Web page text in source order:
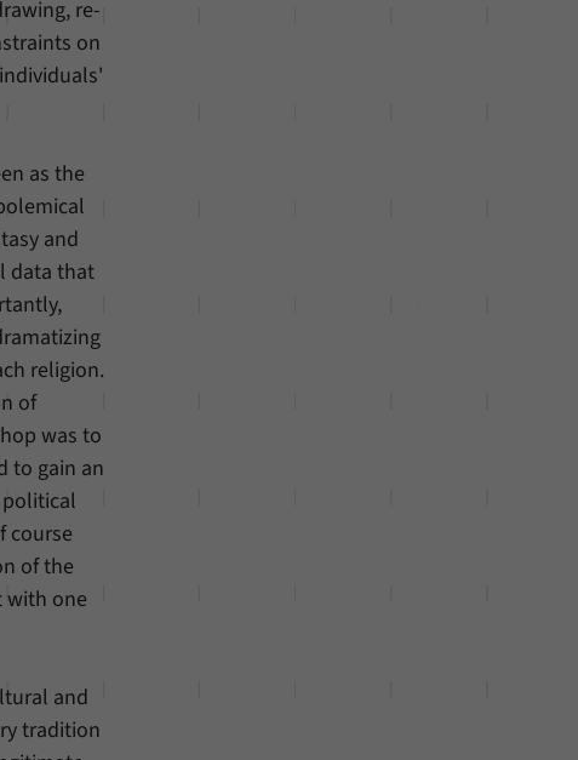
re-
on
as the
and
data that
religion.
of
was to
to gain an
course
of the
with one
and
tradition